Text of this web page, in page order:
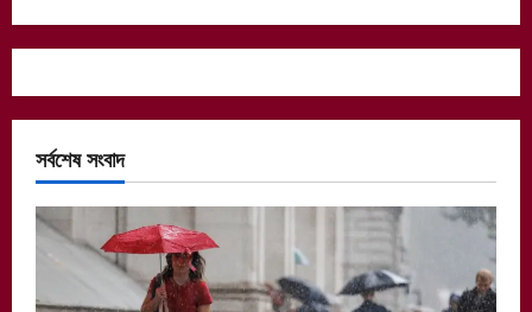
সর্বশেষ সংবাদ